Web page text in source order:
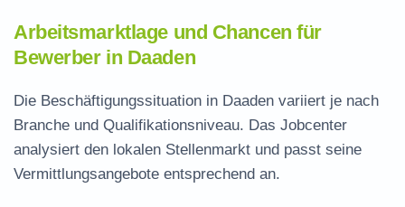
Arbeitsmarktlage und Chancen für
Bewerber in Daaden
Die Beschäftigungssituation in Daaden variiert je nach
Branche und Qualifikationsniveau. Das Jobcenter
analysiert den lokalen Stellenmarkt und passt seine
Vermittlungsangebote entsprechend an.